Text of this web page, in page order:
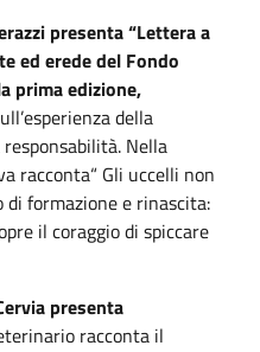
presenta“Lettera a
ed erede del Fondo
prima edizione,
’esperienza della
Nella
racconta“ Gli uccelli non
di formazione e rinascita:
il coraggio di spiccare
presenta
racconta il